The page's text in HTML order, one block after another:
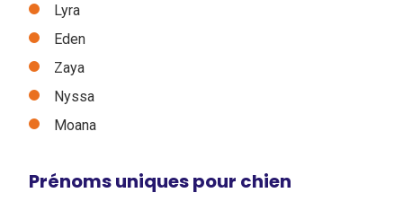
Lyra
Eden
Zaya
Nyssa
Moana
Prénoms uniques pour chien